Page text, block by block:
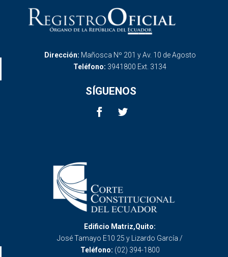
Dirección: Mañosca Nº 201 y Av. 10 de Agosto
Teléfono: 3941800 Ext. 3134
SÍGUENOS
Edificio Matriz,Quito:
José Tamayo E10 25 y Lizardo García /
Teléfono: (02) 394-1800